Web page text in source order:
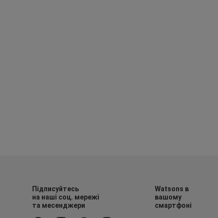
Підписуйтесь
на наші соц. мережі
та месенджери
Watsons в
вашому
смартфоні